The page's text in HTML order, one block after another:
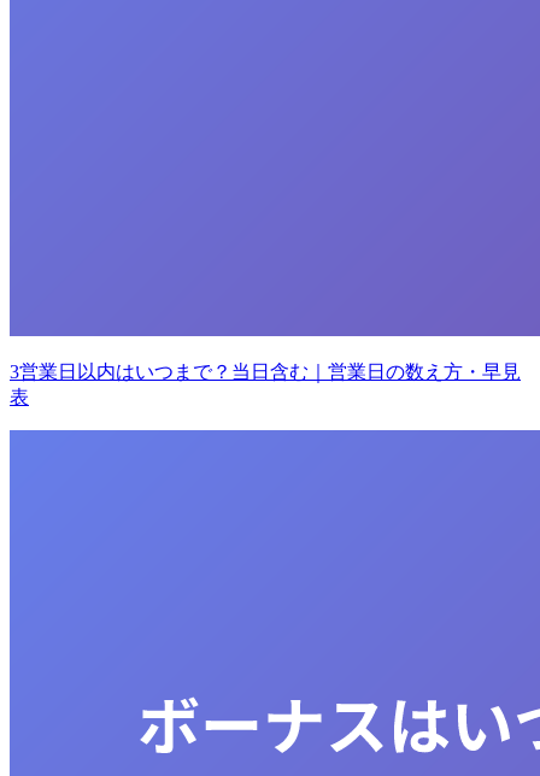
3営業日以内はいつまで？当日含む｜営業日の数え方・早見
表